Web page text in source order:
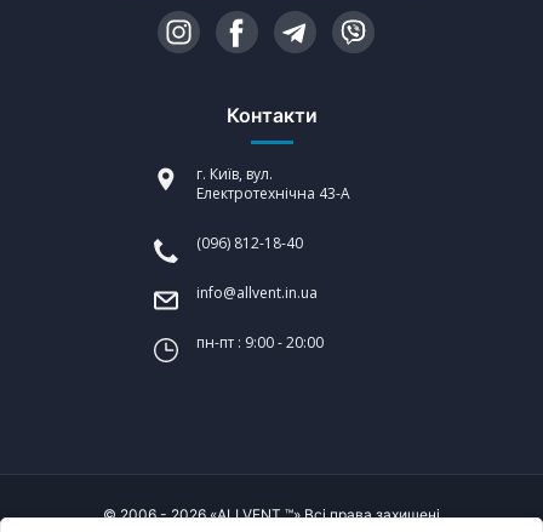
Контакти
г. Київ, вул.
Електротехнічна 43-А
(096) 812-18-40
info@allvent.in.ua
пн-пт : 9:00 - 20:00
© 2006 - 2026 «ALLVENT ™» Всі права захищені